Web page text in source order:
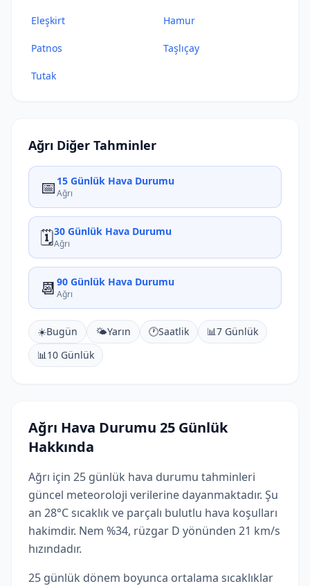
Eleşkirt Hamur
Patnos Taşlıçay
Tutak
Ağrı Diğer Tahminler
📅 15 Günlük Hava Durumu
Ağrı
🗓️30 Günlük Hava Durumu
Ağrı
📆 90 Günlük Hava Durumu
Ağrı
☀️Bugün 🌤️Yarın 🕐Saatlik 📊7 Günlük
📊10 Günlük
Ağrı Hava Durumu 25 Günlük
Hakkında
Ağrı için 25 günlük hava durumu tahminleri
güncel meteoroloji verilerine dayanmaktadır. Şu
an 28°C sıcaklık ve parçalı bulutlu hava koşulları
hakimdir. Nem %34, rüzgar D yönünden 21 km/s
hızındadır.
25 günlük dönem boyunca ortalama sıcaklıklar